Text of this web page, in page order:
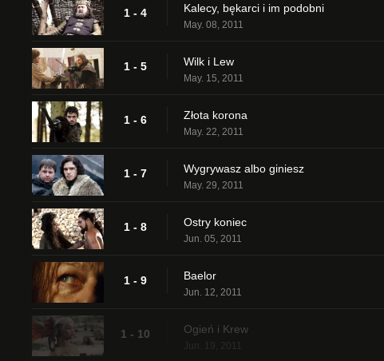
1 - 4 Kalecy, bękarci i im podobni
May. 08, 2011
1 - 5 Wilk i Lew
May. 15, 2011
1 - 6 Złota korona
May. 22, 2011
1 - 7 Wygrywasz albo giniesz
May. 29, 2011
1 - 8 Ostry koniec
Jun. 05, 2011
1 - 9 Baelor
Jun. 12, 2011
1 - 10 Ogień i Krew